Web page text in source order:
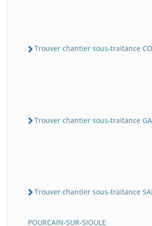
Trouver chantier sous-traitance
Trouver chantier sous-traitance
Trouver chantier sous-traitance
POURCAIN-SUR-SIOULE